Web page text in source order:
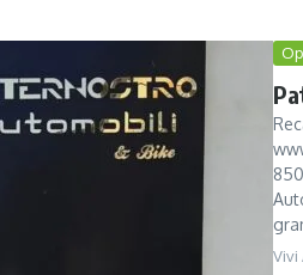
Vivi